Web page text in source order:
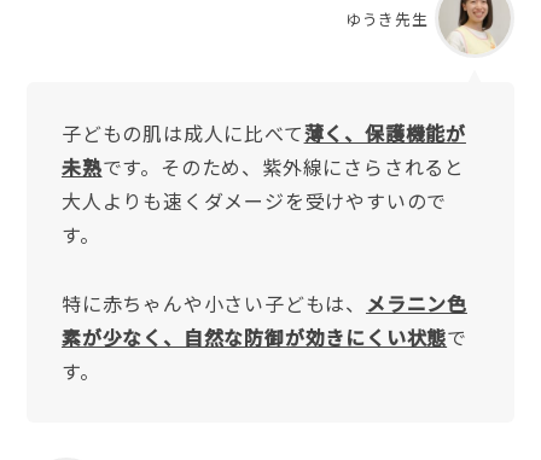
ゆうき先生
子どもの肌は成人に比べて薄く、保護機能が
未熟です。そのため、紫外線にさらされると
大人よりも速くダメージを受けやすいので
す。
特に赤ちゃんや小さい子どもは、 メラニン色
素が少なく、自然な防御が効きにくい状態で
す。